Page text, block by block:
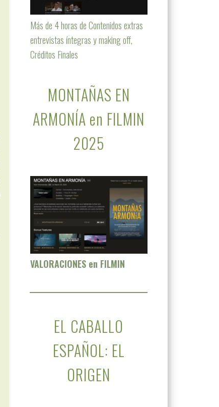
Más de 4 horas de Contenidos extras
entrevistas íntegras y making off,
Créditos Finales
MONTAÑAS EN
ARMONÍA en FILMIN
2025
VALORACIONES en FILMIN
EL CABALLO
ESPAÑOL: EL
ORIGEN